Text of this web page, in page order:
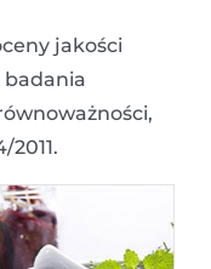
jakości
badania
2011.